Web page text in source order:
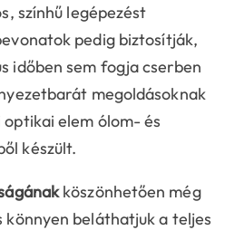
színhű legépezést
pedig biztosítják,
időben sem fogja cserben
megoldásoknak
elem ólom- és
készült.
köszönhetően még
könnyen beláthatjuk a teljes